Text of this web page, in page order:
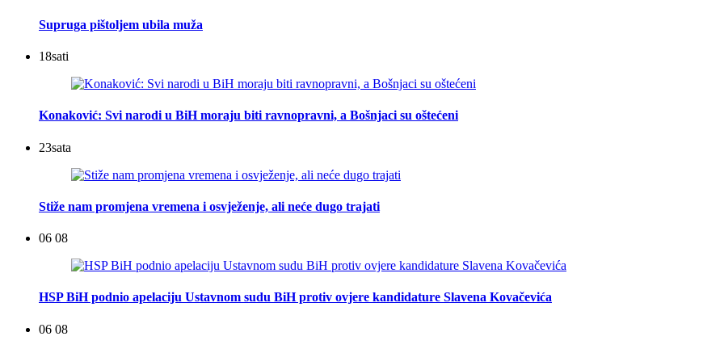
Supruga pištoljem ubila muža
18sati
Konaković: Svi narodi u BiH moraju biti ravnopravni, a Bošnjaci su oštećeni
23sata
Stiže nam promjena vremena i osvježenje, ali neće dugo trajati
06 08
HSP BiH podnio apelaciju Ustavnom sudu BiH protiv ovjere kandidature Slavena Kovačevića
06 08